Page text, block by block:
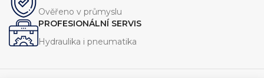
Ověřeno v průmyslu
PROFESIONÁLNÍ SERVIS
Hydraulika i pneumatika